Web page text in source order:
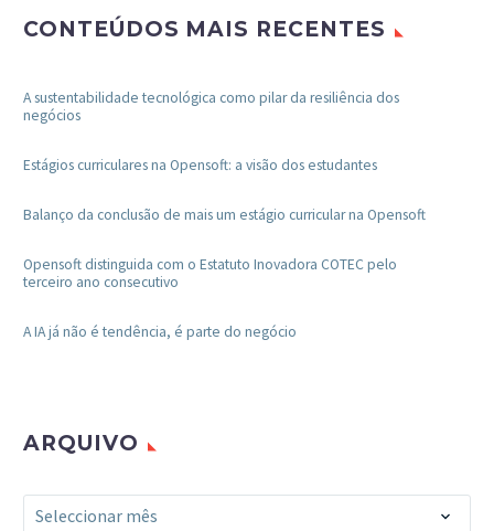
CONTEÚDOS MAIS RECENTES
A sustentabilidade tecnológica como pilar da resiliência dos
negócios
Estágios curriculares na Opensoft: a visão dos estudantes
Balanço da conclusão de mais um estágio curricular na Opensoft
Opensoft distinguida com o Estatuto Inovadora COTEC pelo
terceiro ano consecutivo
A IA já não é tendência, é parte do negócio
ARQUIVO
Arquivo
Seleccionar mês